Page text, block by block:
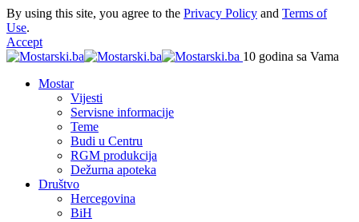
By using this site, you agree to the Privacy Policy and Terms of
Use.
Accept
10 godina sa Vama
Mostar
Vijesti
Servisne informacije
Teme
Budi u Centru
RGM produkcija
Dežurna apoteka
Društvo
Hercegovina
BiH